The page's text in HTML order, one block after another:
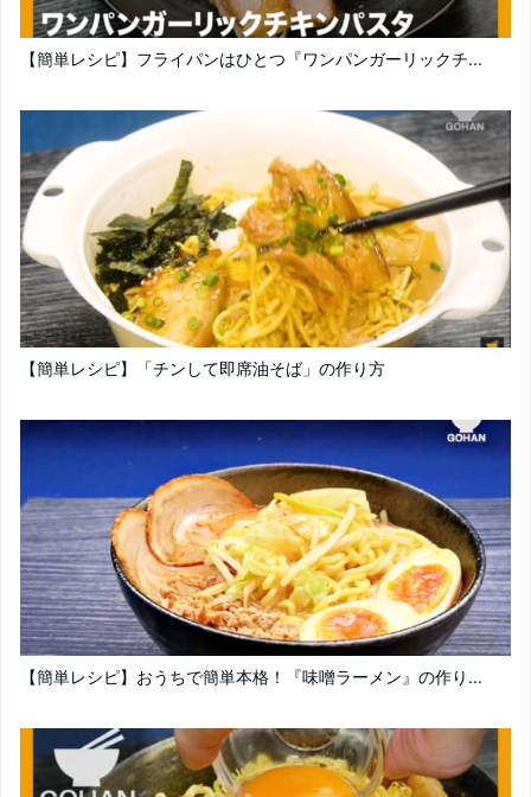
【簡単レシピ】フライパンはひとつ『ワンパンガーリックチ...
【簡単レシピ】「チンして即席油そば」の作り方
【簡単レシピ】おうちで簡単本格！『味噌ラーメン』の作り...